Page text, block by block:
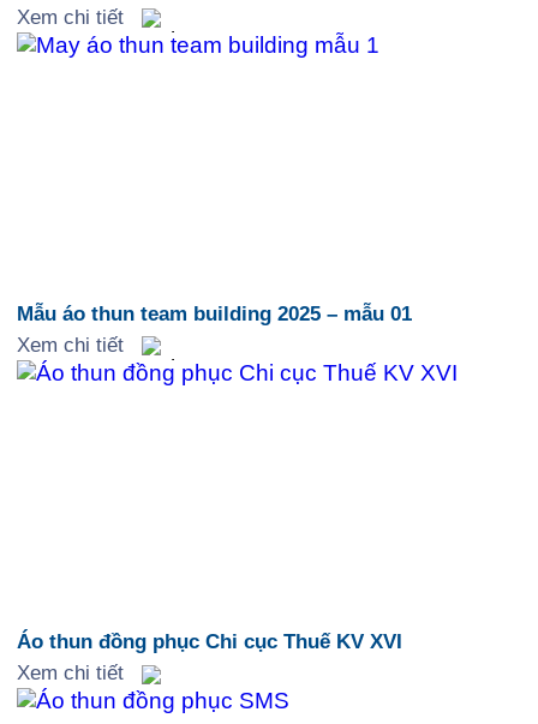
Xem chi tiết
Mẫu áo thun team building 2025 – mẫu 01
Xem chi tiết
Áo thun đồng phục Chi cục Thuế KV XVI
Xem chi tiết